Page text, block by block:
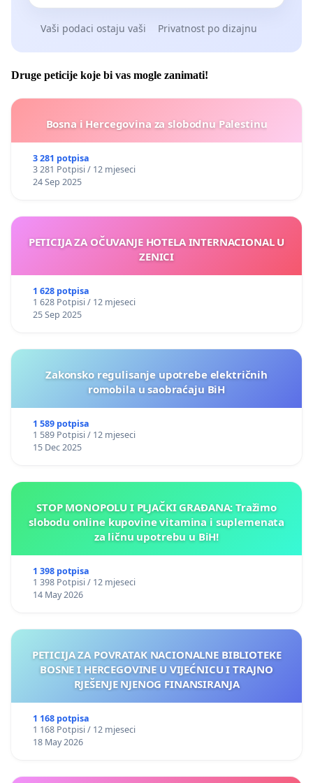
Vaši podaci ostaju vaši Privatnost po dizajnu
Druge peticije koje bi vas mogle zanimati!
Bosna i Hercegovina za slobodnu Palestinu
3 281 potpisa
3 281 Potpisi / 12 mjeseci
24 Sep 2025
PETICIJA ZA OČUVANJE HOTELA INTERNACIONAL U
ZENICI
1 628 potpisa
1 628 Potpisi / 12 mjeseci
25 Sep 2025
Zakonsko regulisanje upotrebe električnih
romobila u saobraćaju BiH
1 589 potpisa
1 589 Potpisi / 12 mjeseci
15 Dec 2025
STOP MONOPOLU I PLJAČKI GRAĐANA: Tražimo
slobodu online kupovine vitamina i suplemenata
za ličnu upotrebu u BiH!
1 398 potpisa
1 398 Potpisi / 12 mjeseci
14 May 2026
PETICIJA ZA POVRATAK NACIONALNE BIBLIOTEKE
BOSNE I HERCEGOVINE U VIJEĆNICU I TRAJNO
RJEŠENJE NJENOG FINANSIRANJA
1 168 potpisa
1 168 Potpisi / 12 mjeseci
18 May 2026